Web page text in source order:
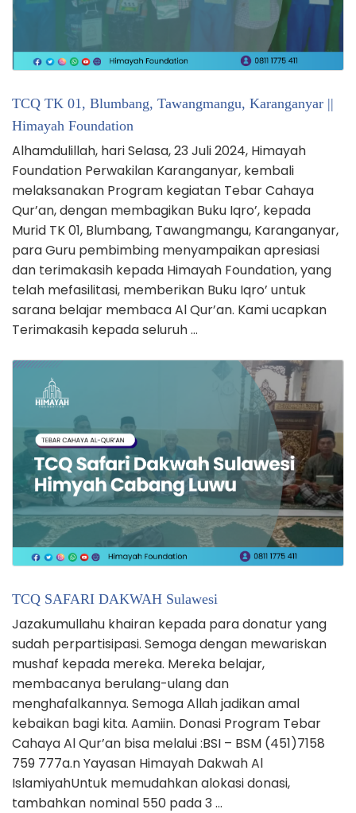
TCQ TK 01, Blumbang, Tawangmangu, Karanganyar ||
Himayah Foundation
Alhamdulillah, hari Selasa, 23 Juli 2024, Himayah
Foundation Perwakilan Karanganyar, kembali
melaksanakan Program kegiatan Tebar Cahaya
Qur’an, dengan membagikan Buku Iqro’, kepada
Murid TK 01, Blumbang, Tawangmangu, Karanganyar,
para Guru pembimbing menyampaikan apresiasi
dan terimakasih kepada Himayah Foundation, yang
telah mefasilitasi, memberikan Buku Iqro’ untuk
sarana belajar membaca Al Qur’an. Kami ucapkan
Terimakasih kepada seluruh …
TCQ SAFARI DAKWAH Sulawesi
Jazakumullahu khairan kepada para donatur yang
sudah perpartisipasi. Semoga dengan mewariskan
mushaf kepada mereka. Mereka belajar,
membacanya berulang-ulang dan
menghafalkannya. Semoga Allah jadikan amal
kebaikan bagi kita. Aamiin. Donasi Program Tebar
Cahaya Al Qur’an bisa melalui :BSI – BSM (451)7158
759 777a.n Yayasan Himayah Dakwah Al
IslamiyahUntuk memudahkan alokasi donasi,
tambahkan nominal 550 pada 3 …